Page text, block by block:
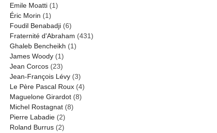
Emile Moatti (1)
Éric Morin (1)
Foudil Benabadji (6)
Fraternité d'Abraham (431)
Ghaleb Bencheikh (1)
James Woody (1)
Jean Corcos (23)
Jean-François Lévy (3)
Le Père Pascal Roux (4)
Maguelone Girardot (8)
Michel Rostagnat (8)
Pierre Labadie (2)
Roland Burrus (2)